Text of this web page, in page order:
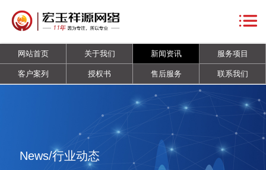
站
首
关
于
新
网站首页 关于我们 新闻资讯
服务项目
客户案列
授权书 售后服务 联系我们
News/行业动态